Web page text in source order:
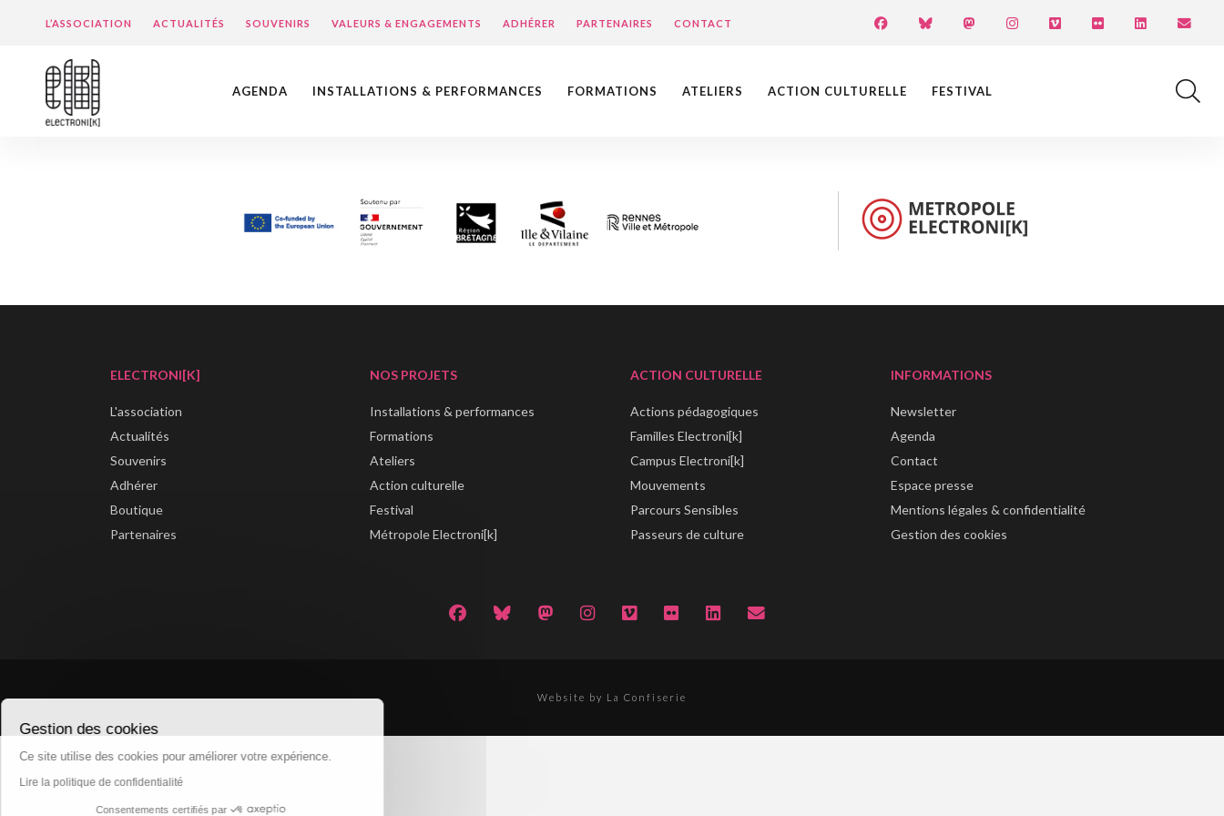
L’ASSOCIATION ACTUALITÉS SOUVENIRS VALEURS & ENGAGEMENTS ADHÉRER PARTENAIRES CONTACT
AGENDA INSTALLATIONS & PERFORMANCES FORMATIONS ATELIERS ACTION CULTURELLE FESTIVAL
ELECTRONI[K]
L'association
Actualités
Souvenirs
Adhérer
Boutique
Partenaires
NOS PROJETS
Installations & performances
Formations
Ateliers
Action culturelle
Festival
Métropole Electroni[k]
ACTION CULTURELLE
Actions pédagogiques
Familles Electroni[k]
Campus Electroni[k]
Mouvements
Parcours Sensibles
Passeurs de culture
INFORMATIONS
Newsletter
Agenda
Contact
Espace presse
Mentions légales & confidentialité
Gestion des cookies
Website by La Confiserie
Gestion des cookies
Ce site utilise des cookies pour améliorer votre expérience.
Lire la politique de confidentialité
Consentements certifiés par